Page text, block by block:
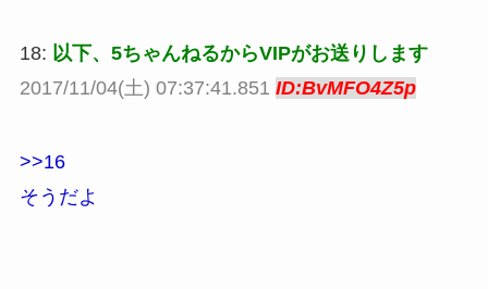
18: 以下、5ちゃんねるからVIPがお送りします
2017/11/04(土) 07:37:41.851 ID:BvMFO4Z5p
>>16
そうだよ